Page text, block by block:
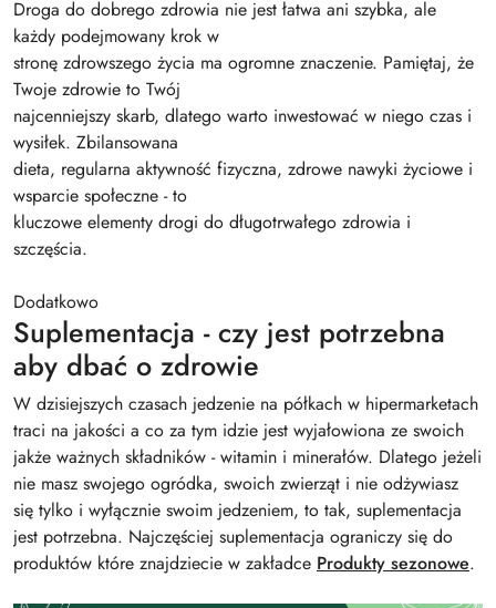
Droga do dobrego zdrowia nie jest łatwa ani szybka, ale
każdy podejmowany krok w
stronę zdrowszego życia ma ogromne znaczenie. Pamiętaj, że
Twoje zdrowie to Twój
najcenniejszy skarb, dlatego warto inwestować w niego czas i
wysiłek. Zbilansowana
dieta, regularna aktywność fizyczna, zdrowe nawyki życiowe i
wsparcie społeczne - to
kluczowe elementy drogi do długotrwałego zdrowia i
szczęścia.
Dodatkowo
Suplementacja - czy jest potrzebna
aby dbać o zdrowie
W dzisiejszych czasach jedzenie na półkach w hipermarketach
traci na jakości a co za tym idzie jest wyjałowiona ze swoich
jakże ważnych składników - witamin i minerałów. Dlatego jeżeli
nie masz swojego ogródka, swoich zwierząt i nie odżywiasz
się tylko i wyłącznie swoim jedzeniem, to tak, suplementacja
jest potrzebna. Najczęściej suplementacja ograniczy się do
produktów które znajdziecie w zakładce Produkty sezonowe.